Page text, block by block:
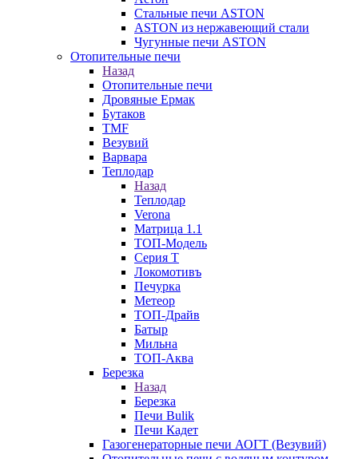
Стальные печи ASTON
ASTON из нержавеющий стали
Чугунные печи ASTON
Отопительные печи
Назад
Отопительные печи
Дровяные Ермак
Бутаков
TMF
Везувий
Варвара
Теплодар
Назад
Теплодар
Verona
Матрица 1.1
ТОП-Модель
Серия Т
Локомотивъ
Печурка
Метеор
ТОП-Драйв
Батыр
Мильна
ТОП-Аква
Березка
Назад
Березка
Печи Bulik
Печи Кадет
Газогенераторные печи АОГТ (Везувий)